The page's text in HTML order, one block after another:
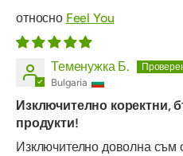
Feel You
Теменужка Б.
Bulgaria
Изключително коректни,
продукти!
Изключително доволна съм